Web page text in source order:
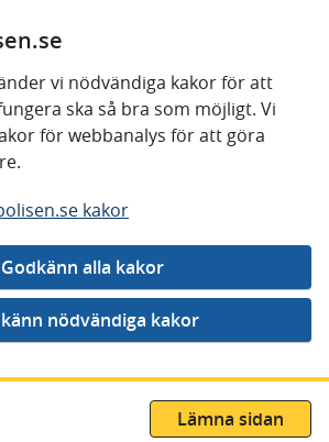
vi nödvändiga kakor för att
ska så bra som möjligt. Vi
för webbanalys för att göra
kakor
Lämna sidan